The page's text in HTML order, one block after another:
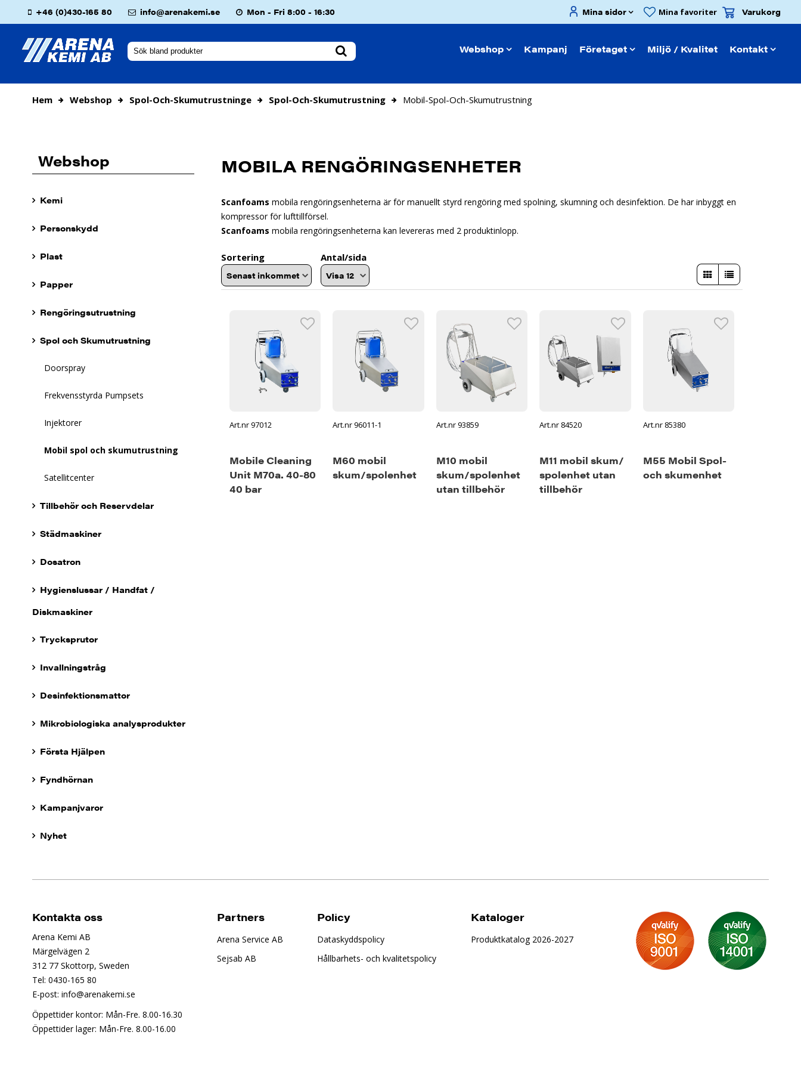
+46 (0)430-165 80 info@arenakemi.se Mon - Fri 8:00 - 16:30 Mina sidor Mina favoriter Varukorg
Webshop Kampanj Företaget Miljö / Kvalitet Kontakt
Hem Webshop Spol-Och-Skumutrustninge Spol-Och-Skumutrustning Mobil-Spol-Och-Skumutrustning
Webshop
Kemi
Personskydd
Plast
Papper
Rengöringsutrustning
Spol och Skumutrustning
Doorspray
Frekvensstyrda Pumpsets
Injektorer
Mobil spol och skumutrustning
Satellitcenter
Tillbehör och Reservdelar
Städmaskiner
Dosatron
Hygienslussar / Handfat /
Diskmaskiner
Trycksprutor
Invallningstråg
Desinfektionsmattor
Mikrobiologiska analysprodukter
Första Hjälpen
Fyndhörnan
Kampanjvaror
Nyhet
MOBILA RENGÖRINGSENHETER
Scanfoams mobila rengöringsenheterna är för manuellt styrd rengöring med spolning, skumning och desinfektion. De har inbyggt en
kompressor för lufttillförsel.
Scanfoams mobila rengöringsenheterna kan levereras med 2 produktinlopp.
Sortering Antal/sida
Art.nr 97012
Mobile Cleaning
Unit M70a. 40-80
40 bar
Art.nr 96011-1
M60 mobil
skum/spolenhet
Art.nr 93859
M10 mobil
skum/spolenhet
utan tillbehör
Art.nr 84520
M11 mobil skum/
spolenhet utan
tillbehör
Art.nr 85380
M55 Mobil Spol-
och skumenhet
Kontakta oss
Arena Kemi AB
Märgelvägen 2
312 77 Skottorp, Sweden
Tel: 0430-165 80
E-post: info@arenakemi.se
Öppettider kontor: Mån-Fre. 8.00-16.30
Öppettider lager: Mån-Fre. 8.00-16.00
Partners
Arena Service AB
Sejsab AB
Policy
Dataskyddspolicy
Hållbarhets- och kvalitetspolicy
Kataloger
Produktkatalog 2026-2027